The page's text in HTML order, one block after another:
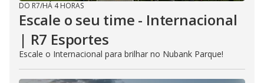
DO R7/HÁ 4 HORAS
Escale o seu time - Internacional
| R7 Esportes
Escale o Internacional para brilhar no Nubank Parque!